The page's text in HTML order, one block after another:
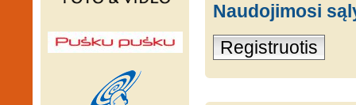
Naudojimosi
Registruotis